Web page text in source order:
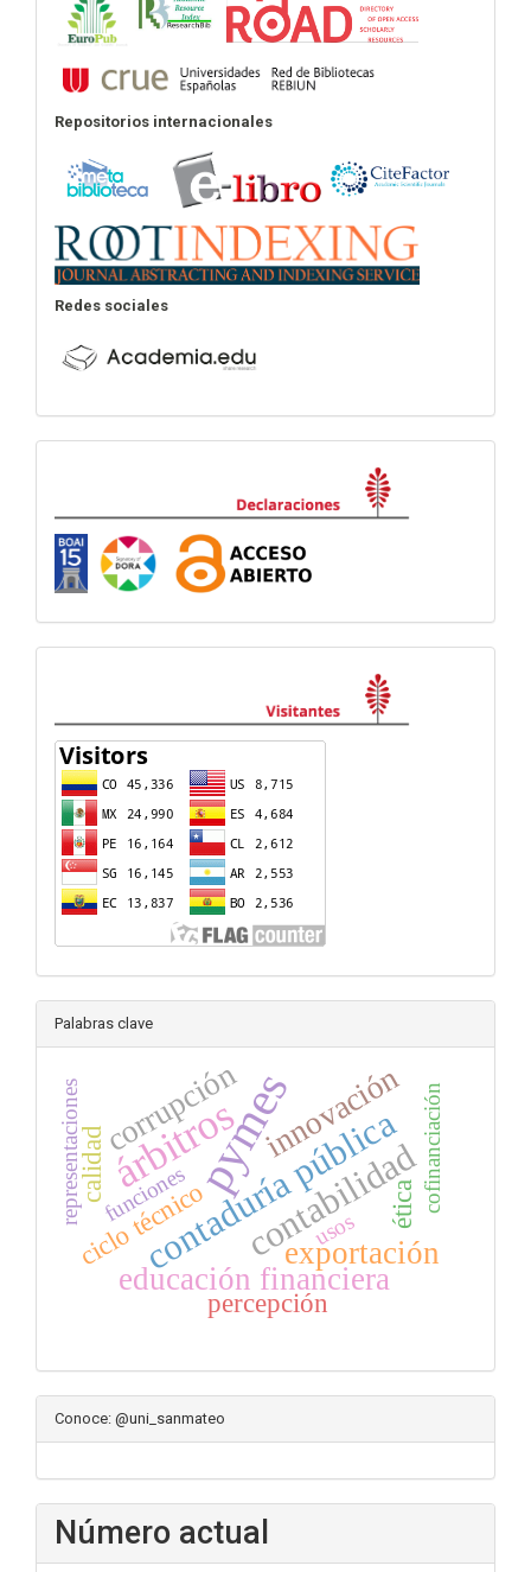
Repositorios internacionales
Redes sociales
Palabras clave
pymes
árbitros
contaduría pública
contabilidad
educación financiera
exportación
innovación
corrupción
ciclo técnico
percepción
ética
calidad cofinanciación
representaciones funciones
usos
Conoce: @uni_sanmateo
Número actual